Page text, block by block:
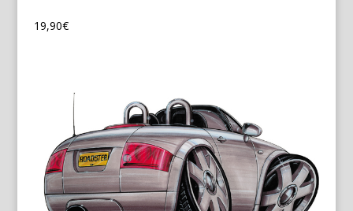
19,90€